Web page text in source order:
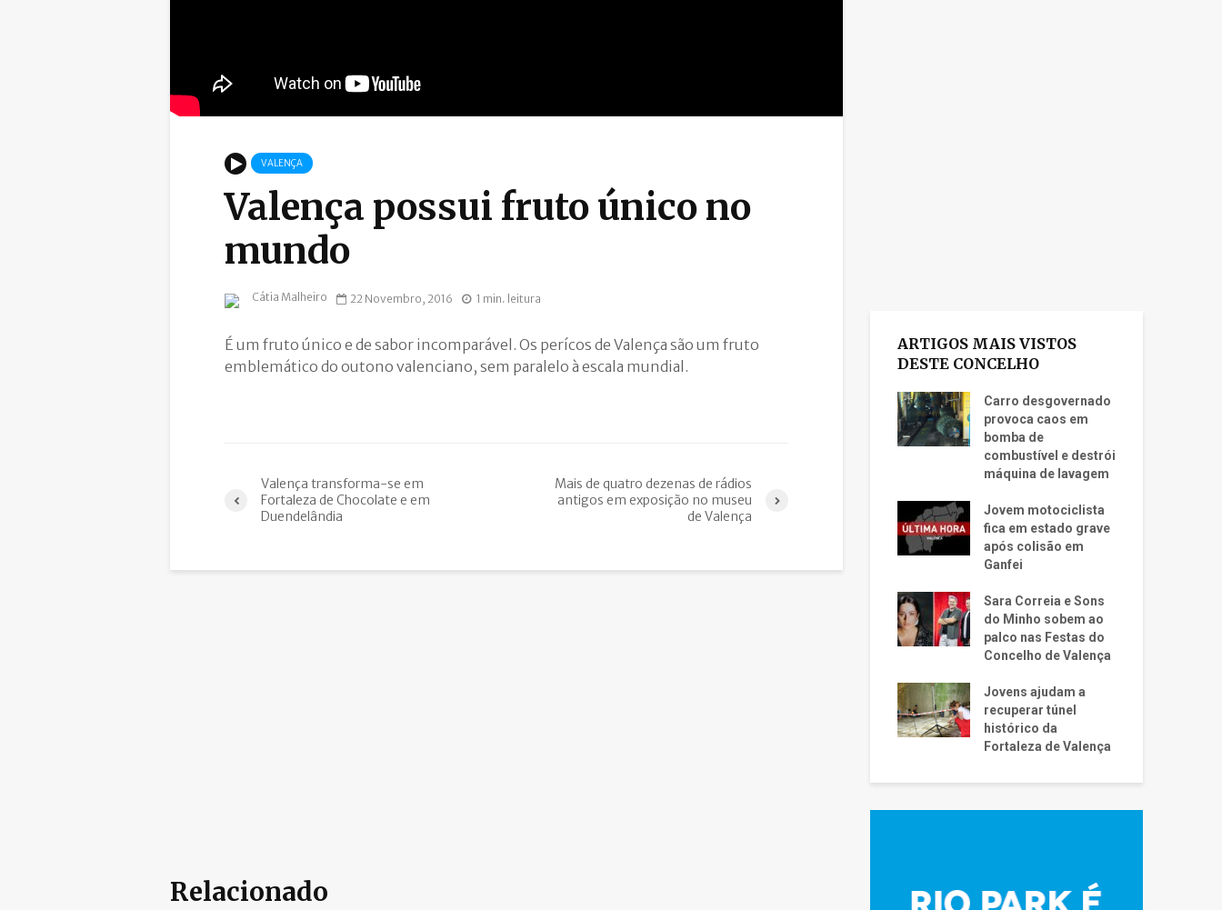
VALENÇA
Valença possui fruto único no
mundo
Cátia Malheiro 22 Novembro, 2016 1 min. leitura
É um fruto único e de sabor incomparável. Os perícos de Valença são um fruto
emblemático do outono valenciano, sem paralelo à escala mundial.
Valença transforma-se em
Fortaleza de Chocolate e em
Duendelândia
Mais de quatro dezenas de rádios
antigos em exposição no museu
de Valença
Relacionado
ARTIGOS MAIS VISTOS
DESTE CONCELHO
Carro desgovernado
provoca caos em
bomba de
combustível e destrói
máquina de lavagem
Jovem motociclista
fica em estado grave
após colisão em
Ganfei
Sara Correia e Sons
do Minho sobem ao
palco nas Festas do
Concelho de Valença
Jovens ajudam a
recuperar túnel
histórico da
Fortaleza de Valença